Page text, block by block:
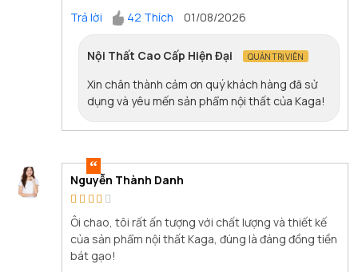
Trả lời
42 Thích 01/08/2026
Nội Thất Cao Cấp Hiện Đại QUẢN TRỊ VIÊN
Xin chân thành cảm ơn quý khách hàng đã sử
dụng và yêu mến sản phẩm nội thất của Kaga!
Nguyễn Thành Danh
Ôi chao, tôi rất ấn tượng với chất lượng và thiết kế
của sản phẩm nội thất Kaga, đúng là đáng đồng tiền
bát gạo!